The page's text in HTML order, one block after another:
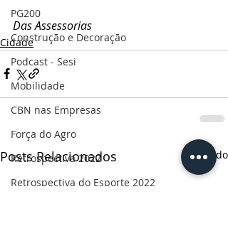
PG200
Construção e Decoração
Podcast - Sesi
Mobilidade
CBN nas Empresas
Força do Agro
Retrospectiva 2022
Retrospectiva do Esporte 2022
Das Assessorias
Cidade
Posts Relacionados Ver tudo